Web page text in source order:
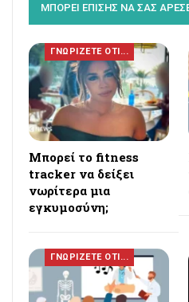
ΜΠΟΡΕΙ ΕΠΙΣΗΣ ΝΑ ΣΑΣ
ΓΝΩΡΙΖΕΤΕ ΟΤΙ...
Μπορεί το fitness
tracker να δείξει
νωρίτερα μια
εγκυμοσύνη;
ΓΝΩΡΙΖΕΤΕ ΟΤΙ...